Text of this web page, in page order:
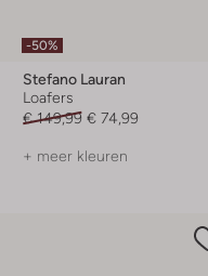
-50%
Stefano Lauran
Loafers
€ 149,99 € 74,99
+ meer kleuren